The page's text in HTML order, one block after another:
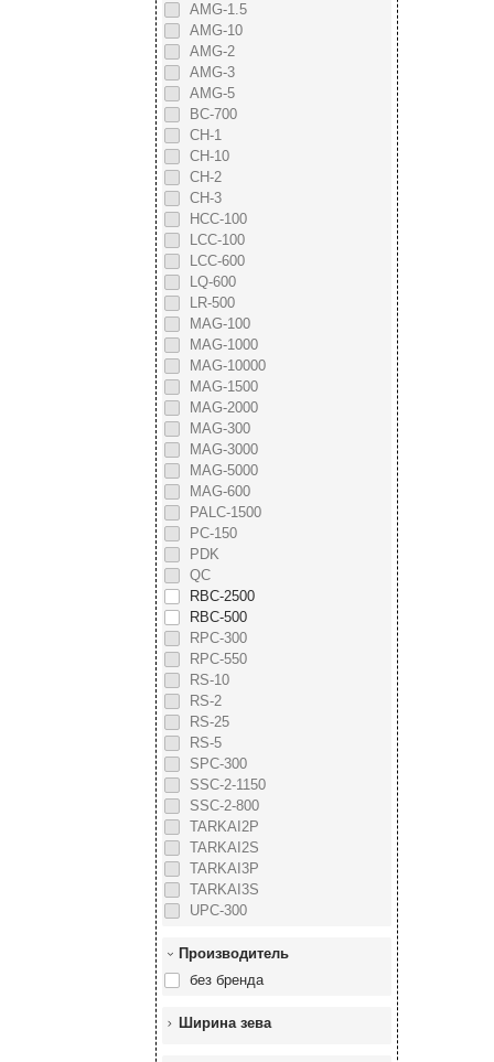
AMG-1.5
AMG-10
AMG-2
AMG-3
AMG-5
BC-700
CH-1
CH-10
CH-2
CH-3
HCC-100
LCC-100
LCC-600
LQ-600
LR-500
MAG-100
MAG-1000
MAG-10000
MAG-1500
MAG-2000
MAG-300
MAG-3000
MAG-5000
MAG-600
PALC-1500
PC-150
PDK
QC
RBC-2500
RBC-500
RPC-300
RPC-550
RS-10
RS-2
RS-25
RS-5
SPC-300
SSC-2-1150
SSC-2-800
TARKAI2P
TARKAI2S
TARKAI3P
TARKAI3S
UPC-300
Производитель
без бренда
Ширина зева